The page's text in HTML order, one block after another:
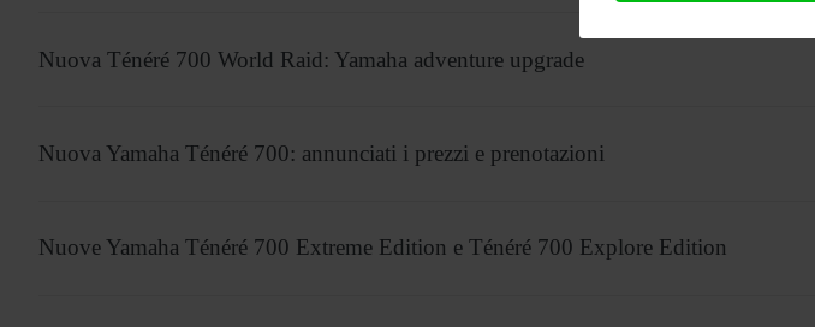
Nuova Ténéré 700 World Raid: Yamaha adventure upgrade
Nuova Yamaha Ténéré 700: annunciati i prezzi e prenotazioni
Nuove Yamaha Ténéré 700 Extreme Edition e Ténéré 700 Explore Edition